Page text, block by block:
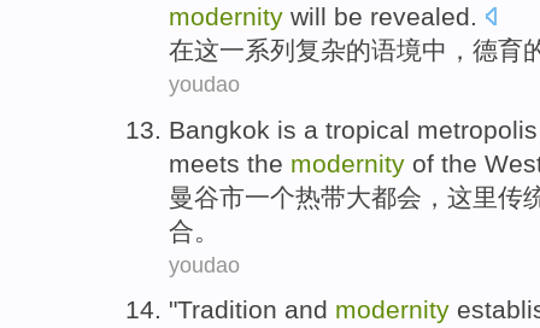
modernity will be revealed.
在这一系列 复杂的语境中 ， 德育
youdao
Bangkok is a tropical metropolis
meets the modernity of the
曼谷市一个热带大都会 ， 这里传
合。
youdao
"Tradition and modernity